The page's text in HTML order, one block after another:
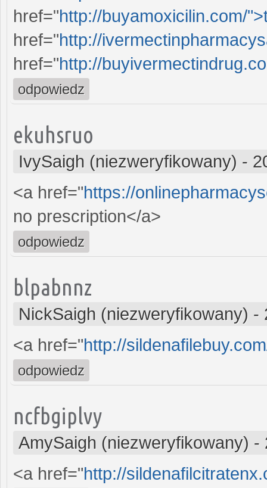
href="http://buyamoxicilin.com/
href="http://
href="http://
odpowiedz
ekuhsruo
IvySaigh (niezweryfikowany) -
<a href="https://
no prescription</a>
odpowiedz
blpabnnz
NickSaigh (niezweryfikowany) -
<a href="http://
odpowiedz
ncfbgiplvy
AmySaigh (niezweryfikowany) -
<a href="http://